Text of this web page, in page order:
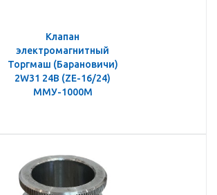
Клапан
электромагнитный
Торгмаш (Барановичи)
2W31 24B (ZE-16/24)
ММУ-1000М